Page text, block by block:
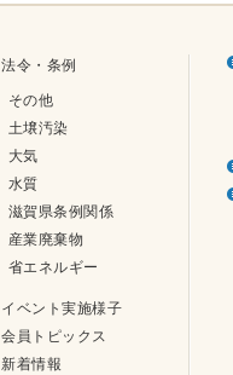
法令・条例
その他
土壌汚染
大気
水質
滋賀県条例関係
産業廃棄物
省エネルギー
イベント実施様子
会員トピックス
新着情報